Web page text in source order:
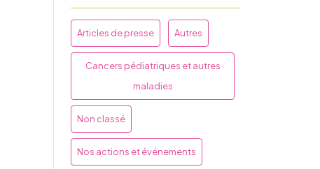
Articles de presse Autres
Cancers pédiatriques et autres
maladies
Non classé
Nos actions et événements